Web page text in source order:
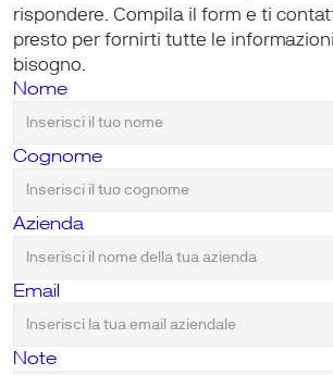
rispondere. Compila il form e ti
presto per fornirti tutte le
bisogno.
Nome
Cognome
Azienda
Email
Note